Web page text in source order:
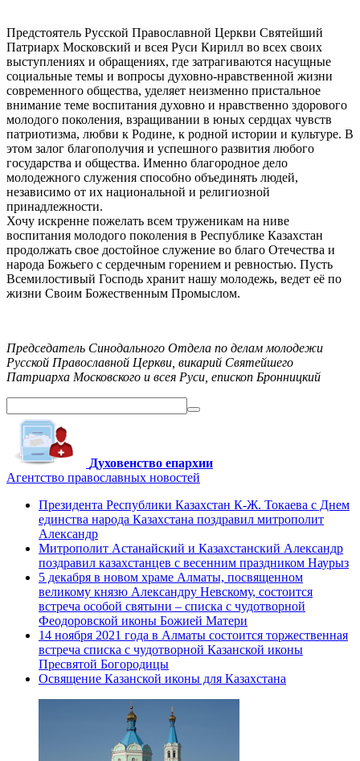
Предстоятель Русской Православной Церкви Святейший
Патриарх Московский и всея Руси Кирилл во всех своих
выступлениях и обращениях, где затрагиваются насущные
социальные темы и вопросы духовно-нравственной жизни
современного общества, уделяет неизменно пристальное
внимание теме воспитания духовно и нравственно здорового
молодого поколения, взращивании в юных сердцах чувств
патриотизма, любви к Родине, к родной истории и культуре. В
этом залог благополучия и успешного развития любого
государства и общества. Именно благородное дело
молодежного служения способно объединять людей,
независимо от их национальной и религиозной
принадлежности.
Хочу искренне пожелать всем труженикам на ниве
воспитания молодого поколения в Республике Казахстан
продолжать свое достойное служение во благо Отечества и
народа Божьего с сердечным горением и ревностью. Пусть
Всемилостивый Господь хранит нашу молодежь, ведет её по
жизни Своим Божественным Промыслом.
Председатель Синодального Отдела по делам молодежи
Русской Православной Церкви, викарий Святейшего
Патриарха Московского и всея Руси, епископ Бронницкий
Духовенство епархии
Агентство православных новостей
Президента Республики Казахстан К-Ж. Токаева с Днем
единства народа Казахстана поздравил митрополит
Александр
Митрополит Астанайский и Казахстанский Александр
поздравил казахстанцев с весенним праздником Наурыз
5 декабря в новом храме Алматы, посвященном
великому князю Александру Невскому, состоится
встреча особой святыни – списка с чудотворной
Феодоровской иконы Божией Матери
14 ноября 2021 года в Алматы состоится торжественная
встреча списка с чудотворной Казанской иконы
Пресвятой Богородицы
Освящение Казанской иконы для Казахстана